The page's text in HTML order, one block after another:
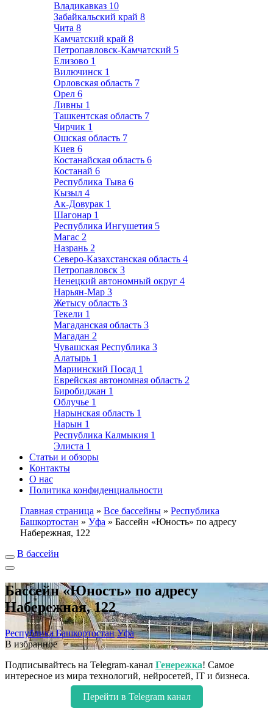
Владикавказ 10
Забайкальский край 8
Чита 8
Камчатский край 8
Петропавловск-Камчатский 5
Елизово 1
Вилючинск 1
Орловская область 7
Орел 6
Ливны 1
Ташкентская область 7
Чирчик 1
Ошская область 7
Киев 6
Костанайская область 6
Костанай 6
Республика Тыва 6
Кызыл 4
Ак-Довурак 1
Шагонар 1
Республика Ингушетия 5
Магас 2
Назрань 2
Северо-Казахстанская область 4
Петропавловск 3
Ненецкий автономный округ 4
Нарьян-Мар 3
Жетысу область 3
Текели 1
Магаданская область 3
Магадан 2
Чувашская Республика 3
Алатырь 1
Мариинский Посад 1
Еврейская автономная область 2
Биробиджан 1
Облучье 1
Нарынская область 1
Нарын 1
Республика Калмыкия 1
Элиста 1
Статьи и обзоры
Контакты
О нас
Политика конфиденциальности
Главная страница » Все бассейны » Республика
Башкортостан » Уфа » Бассейн «Юность» по адресу
Набережная, 122
В бассейн
Бассейн «Юность» по адресу
Набережная, 122
Республика Башкортостан Уфа
В избранное
Подписывайтесь на Telegram-канал Генережка! Самое
интересное из мира технологий, нейросетей, IT и бизнеса.
Перейти в Telegram канал